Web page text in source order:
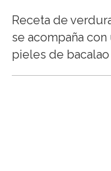
Receta de
se acompaña
pieles de bacalao